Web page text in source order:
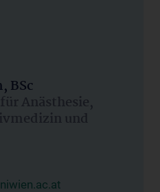
BSc
Anästhesie,
und